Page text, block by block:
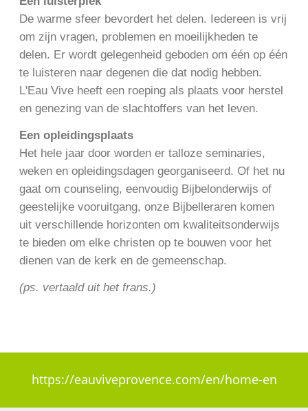
De warme sfeer bevordert het delen. Iedereen is vrij
om zijn vragen, problemen en moeilijkheden te
delen. Er wordt gelegenheid geboden om één op één
te luisteren naar degenen die dat nodig hebben.
L'Eau Vive heeft een roeping als plaats voor herstel
en genezing van de slachtoffers van het leven.
Een opleidingsplaats
Het hele jaar door worden er talloze seminaries,
weken en opleidingsdagen georganiseerd. Of het nu
gaat om counseling, eenvoudig Bijbelonderwijs of
geestelijke vooruitgang, onze Bijbelleraren komen
uit verschillende horizonten om kwaliteitsonderwijs
te bieden om elke christen op te bouwen voor het
dienen van de kerk en de gemeenschap.
(ps. vertaald uit het frans.)
https://eauviveprovence.com/en/home-en